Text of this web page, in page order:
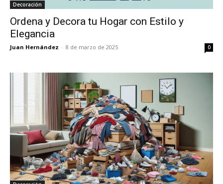
Decoración
Ordena y Decora tu Hogar con Estilo y
Elegancia
Juan Hernández - 8 de marzo de 2025 0